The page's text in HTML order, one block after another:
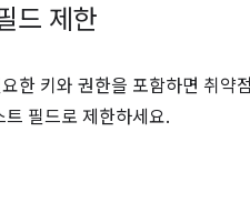
드 제한
한 키와 권한을 포함하면 취약
필드로 제한하세요.